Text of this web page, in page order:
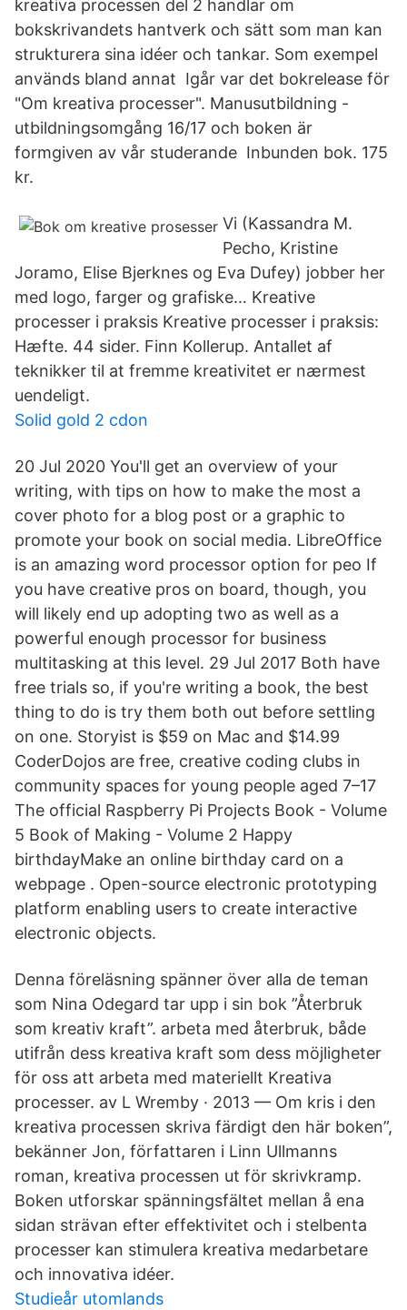
kreativa processen del 2 handlar om
bokskrivandets hantverk och sätt som man kan
strukturera sina idéer och tankar. Som exempel
används bland annat Igår var det bokrelease för
"Om kreativa processer". Manusutbildning -
utbildningsomgång 16/17 och boken är
formgiven av vår studerande Inbunden bok. 175
kr.
Vi (Kassandra M.
Pecho, Kristine
Joramo, Elise Bjerknes og Eva Dufey) jobber her
med logo, farger og grafiske… Kreative
processer i praksis Kreative processer i praksis:
Hæfte. 44 sider. Finn Kollerup. Antallet af
teknikker til at fremme kreativitet er nærmest
uendeligt.
Solid gold 2 cdon
20 Jul 2020 You'll get an overview of your
writing, with tips on how to make the most a
cover photo for a blog post or a graphic to
promote your book on social media. LibreOffice
is an amazing word processor option for peo If
you have creative pros on board, though, you
will likely end up adopting two as well as a
powerful enough processor for business
multitasking at this level. 29 Jul 2017 Both have
free trials so, if you're writing a book, the best
thing to do is try them both out before settling
on one. Storyist is $59 on Mac and $14.99
CoderDojos are free, creative coding clubs in
community spaces for young people aged 7–17
The official Raspberry Pi Projects Book - Volume
5 Book of Making - Volume 2 Happy
birthdayMake an online birthday card on a
webpage . Open-source electronic prototyping
platform enabling users to create interactive
electronic objects.
Denna föreläsning spänner över alla de teman
som Nina Odegard tar upp i sin bok ”Återbruk
som kreativ kraft”. arbeta med återbruk, både
utifrån dess kreativa kraft som dess möjligheter
för oss att arbeta med materiellt Kreativa
processer. av L Wremby · 2013 — Om kris i den
kreativa processen skriva färdigt den här boken”,
bekänner Jon, författaren i Linn Ullmanns
roman, kreativa processen ut för skrivkramp.
Boken utforskar spänningsfältet mellan å ena
sidan strävan efter effektivitet och i stelbenta
processer kan stimulera kreativa medarbetare
och innovativa idéer.
Studieår utomlands